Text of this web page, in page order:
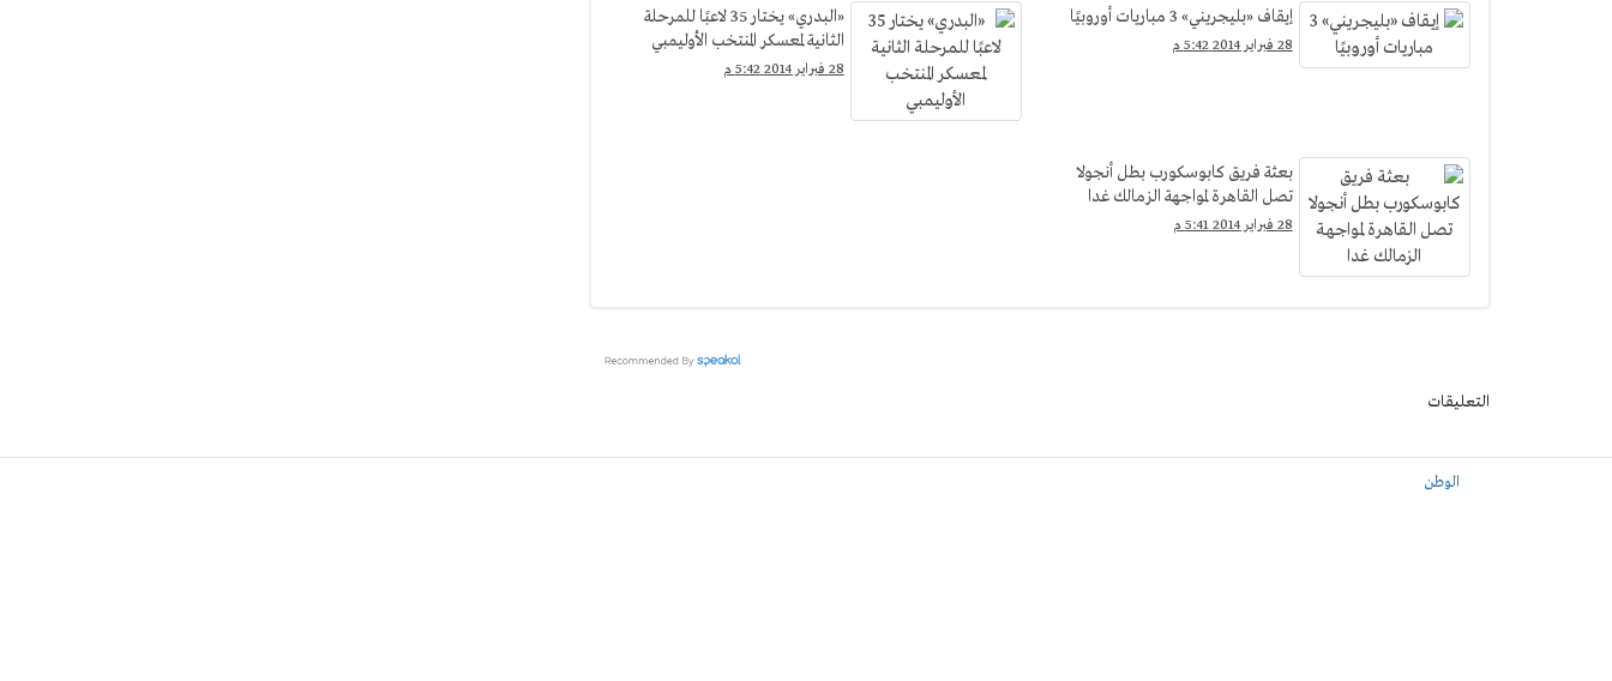
إيقاف «بليجريني» 3 مباريات أوروبيًا
28 فبراير 2014 5:42 م
«البدري» يختار 35 لاعبًا للمرحلة
الثانية لمعسكر المنتخب الأوليمبي
28 فبراير 2014 5:42 م
بعثة فريق كابوسكورب بطل أنجولا
تصل القاهرة لمواجهة الزمالك غدا
28 فبراير 2014 5:41 م
التعليقات
الوطن